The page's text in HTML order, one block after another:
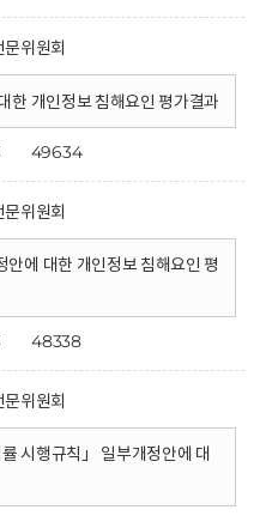
위원회
한 개인정보 침해요인 평가결과
49634
위원회
안에 대한 개인정보 침해요인 평
48338
위원회
시행규칙」 일부개정안에 대